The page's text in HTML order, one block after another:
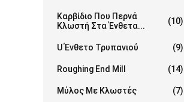
Καρβίδιο Που Περνά
Κλωστή Στα Ένθετα...
(10)
U Ένθετο Τρυπανιού (9)
Roughing End Mill (14)
Μύλος Με Κλωστές (7)